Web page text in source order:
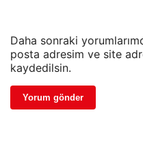
Daha sonraki
posta adresim ve site
kaydedilsin.